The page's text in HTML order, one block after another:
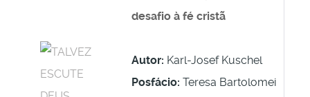
desafio à fé cristã
Autor: Karl-Josef Kuschel
Posfácio: Teresa Bartolomei